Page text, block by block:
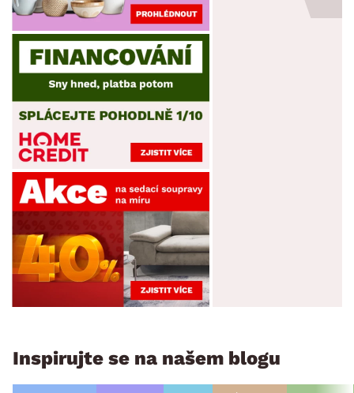
Inspirujte se na našem blogu